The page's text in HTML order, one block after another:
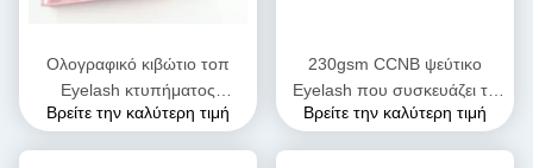
Ολογραφικό κιβώτιο τοπ
Eyelash κτυπήματος
εγγράφου μαγνητικό με τη
Βρείτε την καλύτερη τιμή
230gsm CCNB ψεύτικο
Eyelash που συσκευάζει το
μαγνητικό κιβώτιο K9K
Βρείτε την καλύτερη τιμή